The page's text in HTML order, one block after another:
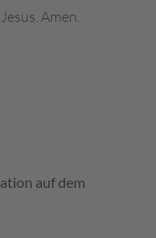
Amen.
auf dem